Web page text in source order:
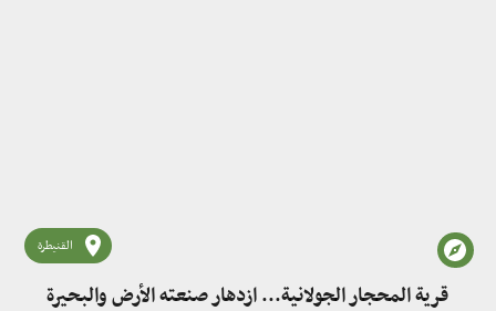
القنيطرة
قرية المحجار الجولانية... ازدهار صنعته الأرض والبحيرة